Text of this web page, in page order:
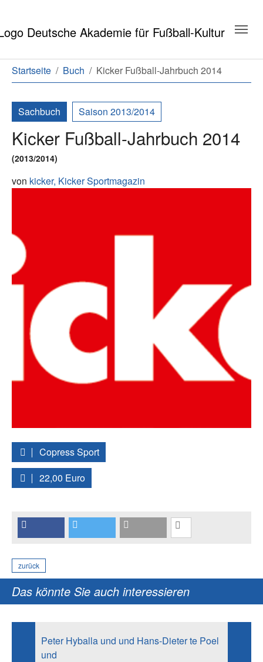
Sie sind hier:
Startseite Buch Kicker Fußball-Jahrbuch 2014
Sachbuch Saison 2013/2014
Kicker Fußball-Jahrbuch 2014
(2013/2014)
von kicker, Kicker Sportmagazin
Copress Sport
22,00 Euro
zurück
Das könnte Sie auch interessieren
Peter Hyballa und und Hans-Dieter te Poel
und